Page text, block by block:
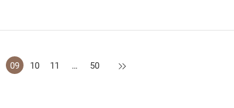
09 10 11 … 50 下一頁